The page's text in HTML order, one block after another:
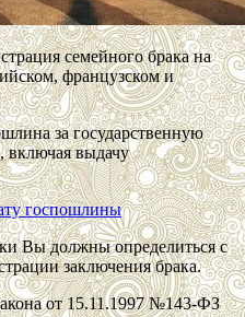
семейного брака на
французском и
за государственную
включая выдачу
госпошлины
Вы должны определиться с
заключения брака.
от 15.11.1997 №143-ФЗ